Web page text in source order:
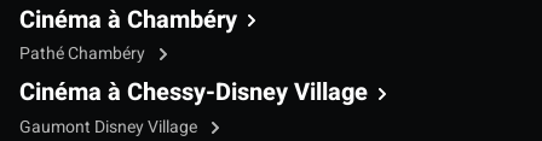
Cinéma à Chambéry
Pathé Chambéry
Cinéma à Chessy-Disney Village
Gaumont Disney Village